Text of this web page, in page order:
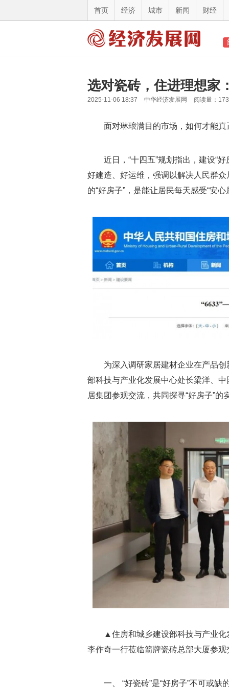
首页 经济 城市 新闻 财经
选对瓷砖，住进理想家
2025-11-06 18:37 中华经济发展网 阅读量：
面对琳琅满目的市场，如何才能真
近日，“十四五”规划指出，建设“
好建造、好运维，强调以解决人民群
的“好房子”，是能让居民每天感受“安
为深入调研家居建材企业在产品
部科技与产业化发展中心处长梁洋、
居集团参观交流，共同探寻“好房子”的
▲住房和城乡建设部科技与产业
李作奇一行莅临箭牌瓷砖总部大厦参观
一、 “好瓷砖”是“好房子”不可或缺